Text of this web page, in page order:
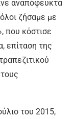
αναπόφευκτα
ζήσαμε με
που κόστισε
επίταση της
του 2015,